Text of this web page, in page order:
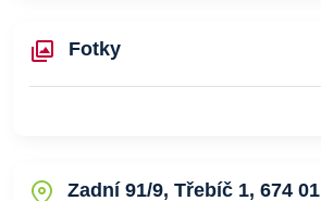
Fotky
Zadní 91/9, Třebíč 1, 674 01